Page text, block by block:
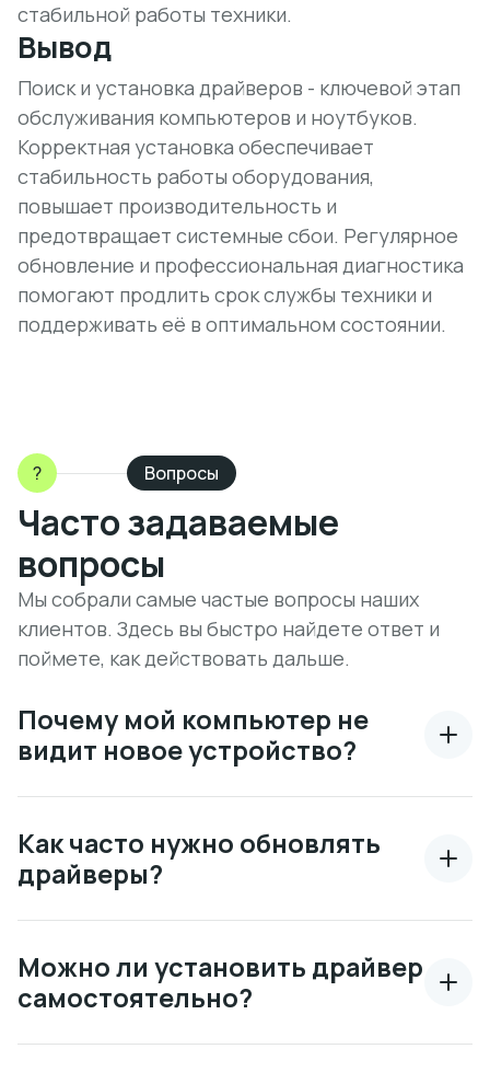
стабильной работы техники.
Вывод
Поиск и установка драйверов - ключевой этап
обслуживания компьютеров и ноутбуков.
Корректная установка обеспечивает
стабильность работы оборудования,
повышает производительность и
предотвращает системные сбои. Регулярное
обновление и профессиональная диагностика
помогают продлить срок службы техники и
поддерживать её в оптимальном состоянии.
? Вопросы
Часто задаваемые
вопросы
Мы собрали самые частые вопросы наших
клиентов. Здесь вы быстро найдете ответ и
поймете, как действовать дальше.
Почему мой компьютер не
видит новое устройство?
Как часто нужно обновлять
драйверы?
Можно ли установить драйвер
самостоятельно?